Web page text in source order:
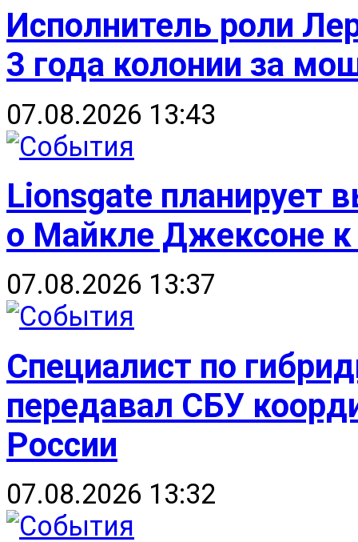
Исполнитель роли
3 года колонии за
07.08.2026 13:43
Lionsgate планирует
о Майкле Джексоне к
07.08.2026 13:37
Специалист по
передавал СБУ
России
07.08.2026 13:32